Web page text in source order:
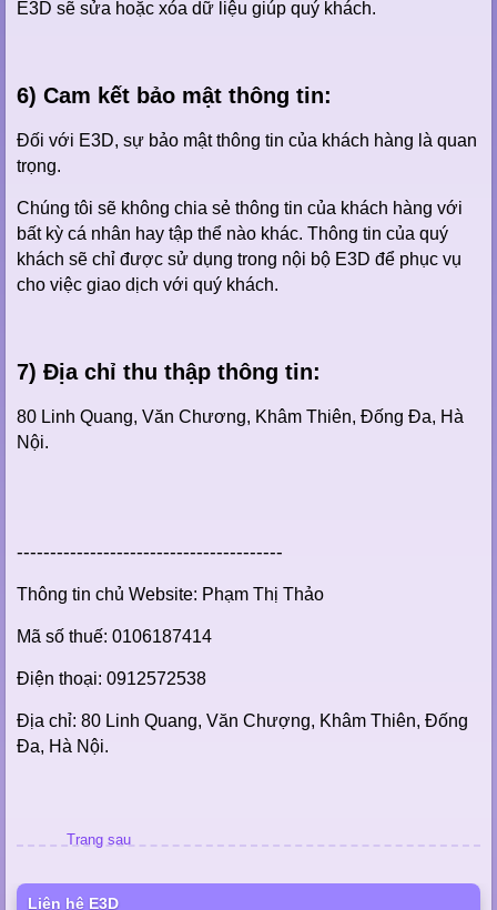
E3D sẽ sửa hoặc xóa dữ liệu giúp quý khách.
6) Cam kết bảo mật thông tin:
Đối với E3D, sự bảo mật thông tin của khách hàng là quan
trọng.
Chúng tôi sẽ không chia sẻ thông tin của khách hàng với
bất kỳ cá nhân hay tập thể nào khác. Thông tin của quý
khách sẽ chỉ được sử dụng trong nội bộ E3D để phục vụ
cho việc giao dịch với quý khách.
7) Địa chỉ thu thập thông tin:
80 Linh Quang, Văn Chương, Khâm Thiên, Đống Đa, Hà
Nội.
----------------------------------------
Thông tin chủ Website: Phạm Thị Thảo
Mã số thuế: 0106187414
Điện thoại: 0912572538
Địa chỉ: 80 Linh Quang, Văn Chượng, Khâm Thiên, Đống
Đa, Hà Nội.
Trang sau
Liên hệ E3D